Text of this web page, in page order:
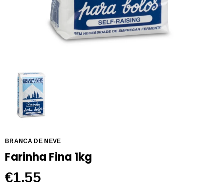
BRANCA DE NEVE
Farinha Fina 1kg
€1.55